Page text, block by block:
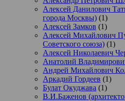
Алексей Данилович
города Москвы) (1)
Алексей Замков (1)
Алексей Михайлович
Советского союза) (1)
Алексей Николаевич
Анатолий
Андрей Михайлович
Аркадий Гордеев (1)
Булат Окуджава (1)
В.И.Баженов